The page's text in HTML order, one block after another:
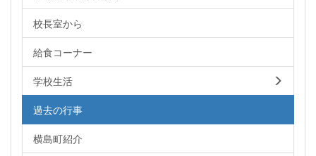
校長室から
給食コーナー
学校生活
過去の行事
横島町紹介